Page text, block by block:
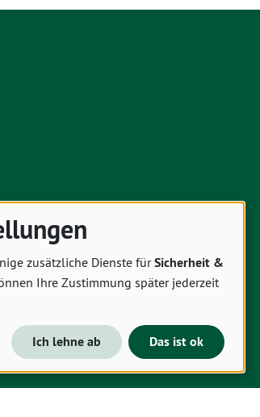
zusätzliche Dienste fürSicherheit &
Ihre Zustimmung später jederzeit
Ich lehne ab Das ist ok